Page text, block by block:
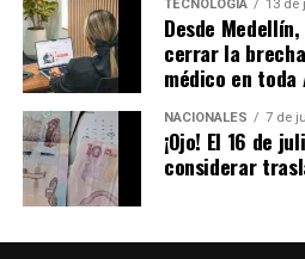
dejando un impacto económico
millones de dólares que
al sector, sino también el
transporte y el comercio»,
Galeano también resaltó los
acompañamiento a
programa Épica, que sumaron
los 20 emprendedores que
TECNOLOGÍA 13 de
Desde
cerrar la
médico en
NACIONALES 7 de
¡Ojo! El 16 de
considerar